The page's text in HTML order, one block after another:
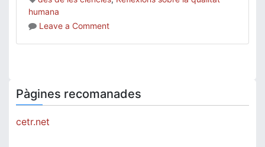
humana
Leave a Commenton
ha
Pàgines recomanades
cetr.net